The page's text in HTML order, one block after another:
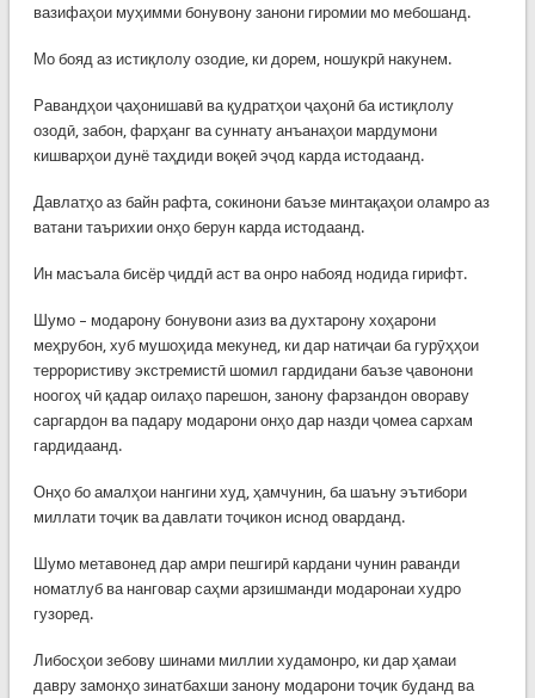
вазифаҳои муҳимми бонувону занони гиромии мо мебошанд.
Мо бояд аз истиқлолу озодие, ки дорем, ношукрӣ накунем.
Равандҳои ҷаҳонишавӣ ва қудратҳои ҷаҳонӣ ба истиқлолу
озодӣ, забон, фарҳанг ва суннату анъанаҳои мардумони
кишварҳои дунё таҳдиди воқеӣ эҷод карда истодаанд.
Давлатҳо аз байн рафта, сокинони баъзе минтақаҳои оламро аз
ватани таърихии онҳо берун карда истодаанд.
Ин масъала бисёр ҷиддӣ аст ва онро набояд нодида гирифт.
Шумо – модарону бонувони азиз ва духтарону хоҳарони
меҳрубон, хуб мушоҳида мекунед, ки дар натиҷаи ба гурӯҳҳои
террористиву экстремистӣ шомил гардидани баъзе ҷавонони
ноогоҳ чӣ қадар оилаҳо парешон, занону фарзандон овораву
саргардон ва падару модарони онҳо дар назди ҷомеа сархам
гардидаанд.
Онҳо бо амалҳои нангини худ, ҳамчунин, ба шаъну эътибори
миллати тоҷик ва давлати тоҷикон иснод оварданд.
Шумо метавонед дар амри пешгирӣ кардани чунин раванди
номатлуб ва нанговар саҳми арзишманди модаронаи худро
гузоред.
Либосҳои зебову шинами миллии худамонро, ки дар ҳамаи
давру замонҳо зинатбахши занону модарони тоҷик буданд ва